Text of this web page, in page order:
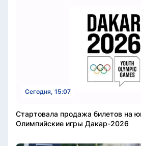
Сегодня, 15:07
Стартовала продажа билетов на
Олимпийские игры Дакар-2026